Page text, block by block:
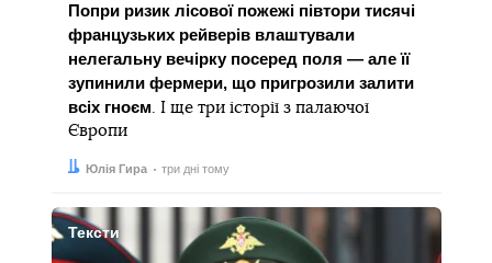
Попри ризик лісової пожежі півтори тисячі
французьких рейверів влаштували
нелегальну вечірку посеред поля — але її
зупинили фермери, що пригрозили залити
всіх гноєм. І ще три історії з палаючої
Європи
Автор:Юлія Гира
Дата: три дні тому
Тексти